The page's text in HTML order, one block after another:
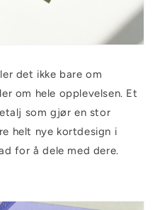
det ikke bare om
om hele opplevelsen. Et
som gjør en stor
helt nye kortdesign i
for å dele med dere.